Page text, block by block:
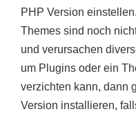
PHP Version
Themes sind noch
und verursachen
um Plugins oder ein
verzichten kann, dann
Version installieren,